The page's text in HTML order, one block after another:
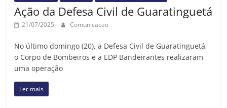
Ação da Defesa Civil de Guaratinguetá
21/07/2025 Comunicacao
No último domingo (20), a Defesa Civil de Guaratinguetá,
o Corpo de Bombeiros e a EDP Bandeirantes realizaram
uma operação
Ler mais